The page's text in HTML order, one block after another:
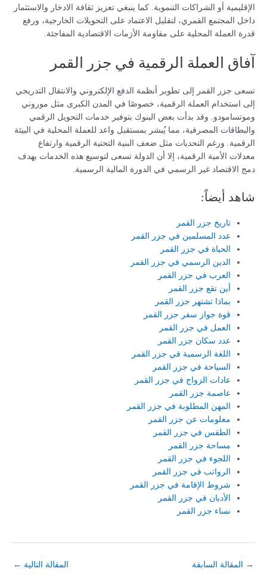
الإقليمية أو الشراكات التنموية. كما ينبغي تعزيز ثقافة الادخار والاستثمار
داخل المجتمع القمري، لتقليل الاعتماد على التحويلات الخارجية، ورفع
قدرة العملة المحلية على مقاومة الأزمات الاقتصادية المفاجئة.
آفاق العملة الرقمية في جزر القمر
تسعى جزر القمر إلى تطوير أنظمة الدفع الإلكتروني والانتقال التدريجي
إلى استخدام العملة الرقمية، خصوصًا في المدن الكبرى مثل موروني
وموتسامودو. وقد بدأت بعض البنوك بتوفير خدمات التحويل الرقمي
والبطاقات المصرفية، مما يُبشر بمستقبل واعد للعملة المحلية في البيئة
الرقمية. ورغم التحديات مثل ضعف البنية التحتية الرقمية وارتفاع
معدلات الأمية الرقمية، إلا أن الدولة تسعى لتوسيع هذه الخدمات بهدف
دمج الاقتصاد غير الرسمي في الدورة المالية الرسمية.
شاهد أيضاً:
تاريخ جزر القمر
عدد المسلمين في جزر القمر
الحياة في جزر القمر
الدين الرسمي في جزر القمر
العرب في جزر القمر
أين تقع جزر القمر
بماذا تشتهر جزر القمر
قوة جواز سفر جزر القمر
العمل في جزر القمر
عدد سكان جزر القمر
اللغة الرسمية في جزر القمر
السياحة في جزر القمر
عادات الزواج في جزر القمر
عاصمة جزر القمر
المهن المطلوبة في جزر القمر
معلومات عن جزر القمر
الطقس في جزر القمر
مساحة جزر القمر
اللجوء في جزر القمر
الرواتب في جزر القمر
شروط الإقامة في جزر القمر
الأديان في جزر القمر
نساء جزر القمر
→ المقالة السابقة المقالة التالية ←